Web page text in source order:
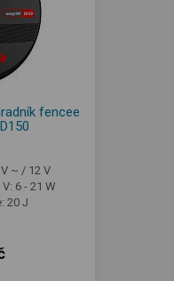
fencee
~ / 12 V
6 - 21 W
20 J